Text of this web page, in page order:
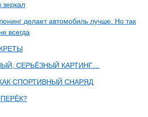
зеркал
делает автомобиль лучше. Но так
всегда
СЕРЬЁЗНЫЙ КАРТИНГ…
СПОРТИВНЫЙ СНАРЯД